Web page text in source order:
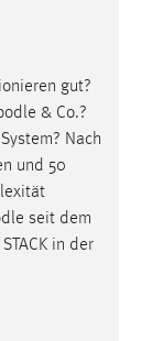
gut?
& Co.?
Nach
und 50
seit dem
in der
mibew-
= 3